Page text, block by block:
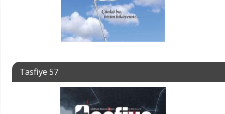
Tasfiye 57